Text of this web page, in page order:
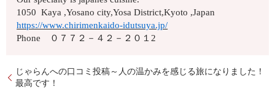
1050 Kaya ,Yosano city,Yosa District,Kyoto ,Japan
https://www.chirimenkaido-idutsuya.jp/
Phone ０７７２－４２－２０１2
じゃらんへの口コミ投稿～人の温かみを感じる旅になりました！
最高です！